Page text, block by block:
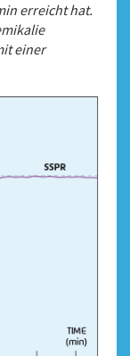
erreicht hat.
einer